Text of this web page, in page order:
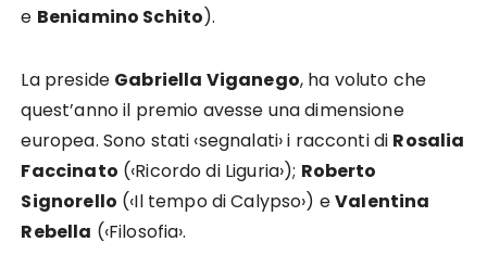
e Beniamino Schito).
La preside Gabriella Viganego, ha voluto che
quest’anno il premio avesse una dimensione
europea. Sono stati ‹segnalati› i racconti di Rosalia
Faccinato (‹Ricordo di Liguria›); Roberto
Signorello (‹Il tempo di Calypso›) eValentina
Rebella (‹Filosofia›.